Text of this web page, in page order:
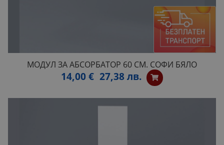
МОДУЛ ЗА АБСОРБАТОР 60 СМ. СОФИ БЯЛО
14,00 € 27,38 лв.